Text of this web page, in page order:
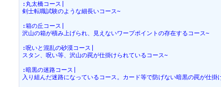
:丸太橋コース|
剣士転職試験のような細長いコース~
:箱の丘コース|
沢山の箱が積み上げられ、見えないワープポイントの存在するコース~
:呪いと混乱の砂漠コース|
スタン、呪い等、沢山の罠が仕掛けられているコース~
:暗黒の迷路コース|
入り組んだ迷路になっているコース。カード等で防げない暗黒の罠が仕掛